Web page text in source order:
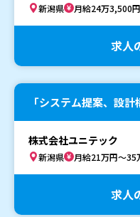
新潟県 月給24万3,500
求人
「システム提案、設
株式会社ユニテック
新潟県 月給21万円～35
求人